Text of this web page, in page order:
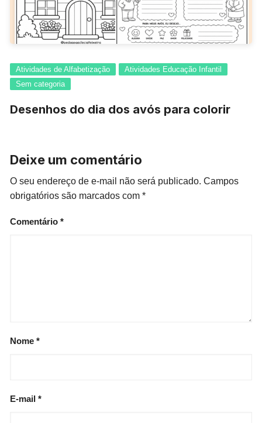
Atividades de Alfabetização
Atividades Educação Infantil
Sem categoria
Desenhos do dia dos avós para colorir
Deixe um comentário
O seu endereço de e-mail não será publicado. Campos
obrigatórios são marcados com*
Comentário*
Nome*
E-mail*